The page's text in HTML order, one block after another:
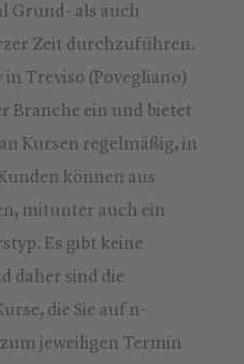
Grund- als auch
Zeit durchzuführen.
Treviso (Povegliano)
Branche ein und bietet
Kursen regelmäßig, in
können aus
mitunter auch ein
Es gibt keine
daher sind die
die Sie auf n-
jeweiligen Termin